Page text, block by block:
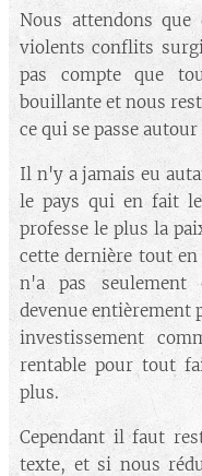
Nous attendons que
violents conflits
pas compte que
bouillante et nous
ce qui se passe autour
Il n'y a jamais eu
le pays qui en fait
professe le plus la
cette dernière tout
n'a pas seulement
devenue entièrement
investissement
rentable pour tout
plus.
Cependant il faut
texte, et si nous